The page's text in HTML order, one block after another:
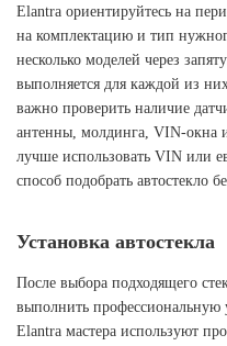
Elantra ориентируйтесь на
на комплектацию и тип
несколько моделей через
выполняется для каждой из
важно проверить наличие
антенны, молдинга, VIN-окна
лучше использовать VIN или
способ подобрать автостекло
Установка автостекла
После выбора подходящего
выполнить
Elantra мастера используют